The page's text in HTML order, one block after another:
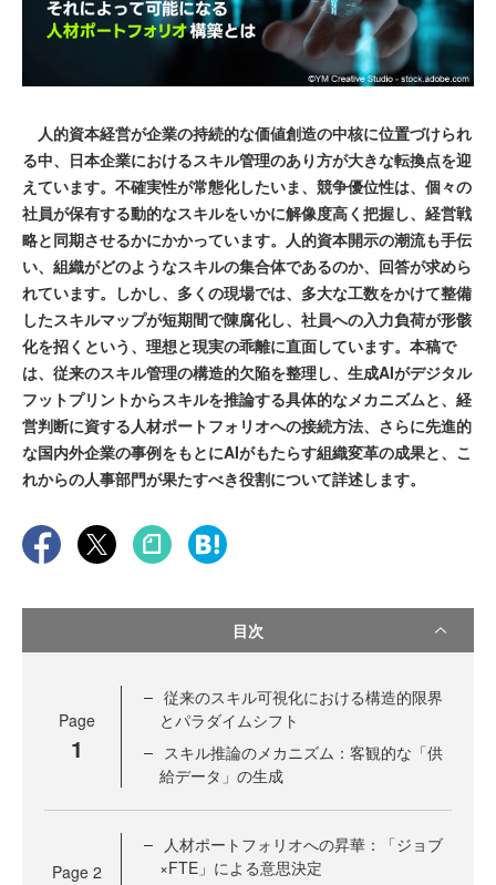
人的資本経営が企業の持続的な価値創造の中核に位置づけられ
る中、日本企業におけるスキル管理のあり方が大きな転換点を迎
えています。不確実性が常態化したいま、競争優位性は、個々の
社員が保有する動的なスキルをいかに解像度高く把握し、経営戦
略と同期させるかにかかっています。人的資本開示の潮流も手伝
い、組織がどのようなスキルの集合体であるのか、回答が求めら
れています。しかし、多くの現場では、多大な工数をかけて整備
したスキルマップが短期間で陳腐化し、社員への入力負荷が形骸
化を招くという、理想と現実の乖離に直面しています。本稿で
は、従来のスキル管理の構造的欠陥を整理し、生成AIがデジタル
フットプリントからスキルを推論する具体的なメカニズムと、経
営判断に資する人材ポートフォリオへの接続方法、さらに先進的
な国内外企業の事例をもとにAIがもたらす組織変革の成果と、こ
れからの人事部門が果たすべき役割について詳述します。
目次
Page
1
従来のスキル可視化における構造的限界
とパラダイムシフト
スキル推論のメカニズム：客観的な「供
給データ」の生成
Page 2
人材ポートフォリオへの昇華：「ジョブ
×FTE」による意思決定